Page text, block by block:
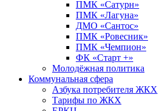
ПМК «Сатурн»
ПМК «Лагуна»
ДМО «Сантос»
ПМК «Ровесник»
ПМК «Чемпион»
ФК «Старт +»
Молодёжная политика
Коммунальная сфера
Азбука потребителя ЖКХ
Тарифы по ЖКХ